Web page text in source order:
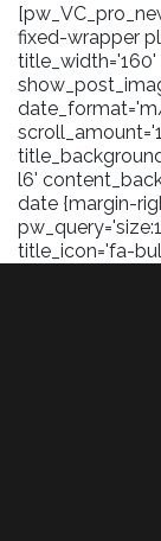
fixed-wrapper
l6'
date {margin-
title_icon='fa-